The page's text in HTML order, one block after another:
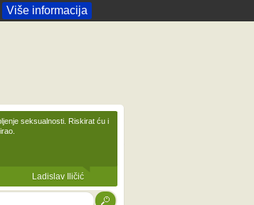
Više informacija
seksualnosti. Riskirat ću i
Ladislav Iličić
TRAŽI